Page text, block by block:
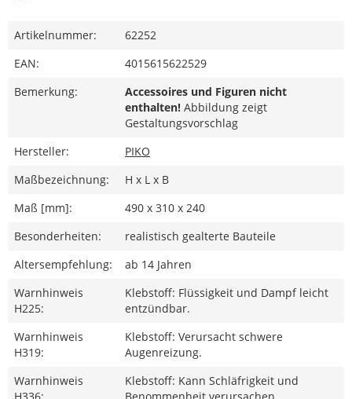
Artikelnummer:
62252
EAN:
4015615622529
Bemerkung:
Accessoires und Figuren nicht
enthalten! Abbildung zeigt
Gestaltungsvorschlag
Hersteller:
PIKO
Maßbezeichnung:
H x L x B
Maß [mm]:
490 x 310 x 240
Besonderheiten:
realistisch gealterte Bauteile
Altersempfehlung:
ab 14 Jahren
Warnhinweis
H225:
Klebstoff: Flüssigkeit und Dampf leicht
entzündbar.
Warnhinweis
H319:
Klebstoff: Verursacht schwere
Augenreizung.
Warnhinweis
Klebstoff: Kann Schläfrigkeit und